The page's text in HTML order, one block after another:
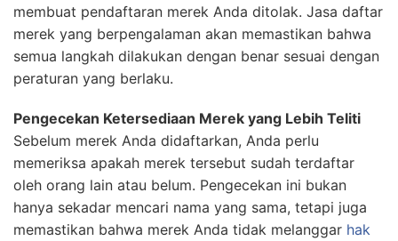
membuat pendaftaran merek Anda ditolak. Jasa daftar
merek yang berpengalaman akan memastikan bahwa
semua langkah dilakukan dengan benar sesuai dengan
peraturan yang berlaku.
Pengecekan Ketersediaan Merek yang Lebih Teliti
Sebelum merek Anda didaftarkan, Anda perlu
memeriksa apakah merek tersebut sudah terdaftar
oleh orang lain atau belum. Pengecekan ini bukan
hanya sekadar mencari nama yang sama, tetapi juga
memastikan bahwa merek Anda tidak melanggar hak